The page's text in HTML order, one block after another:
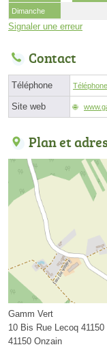
Dimanche
Signaler une erreur
Contact
Téléphone
Site web
Plan et
Gamm Vert
10 Bis Rue Lecoq 41150
41150 Onzain